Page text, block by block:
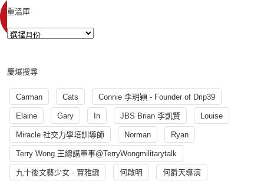
重溫庫
慶爆搜尋
Carman Cats Connie 李玥穎 - Founder of Drip39
Elaine Gary In JBS Brian 李凱賢 Louise
Miracle 社交力學培訓導師 Norman Ryan
Terry Wong 王總講軍事@TerryWongmilitarytalk
九十後文藝少女 - 賈雅緻 何啟明 何爵天導演